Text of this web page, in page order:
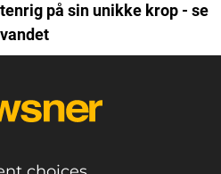
på sin unikke krop - se